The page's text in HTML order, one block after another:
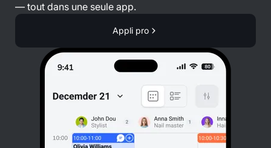
— tout dans une seule app.
Appli pro